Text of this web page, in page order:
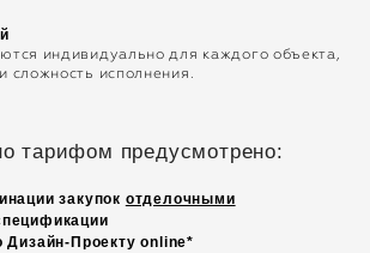
индивидуально для каждого объекта,
сложность исполнения.
тарифом предусмотрено:
закупок отделочными
Дизайн-Проекту online*